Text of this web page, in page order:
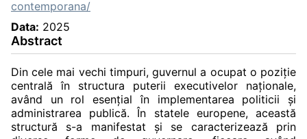
contemporana/
Data: 2025
Abstract
Din cele mai vechi timpuri, guvernul a ocupat o poziție
centrală în structura puterii executivelor naționale,
având un rol esențial în implementarea politicii și
administrarea publică. În statele europene, această
structură s-a manifestat și se caracterizează prin